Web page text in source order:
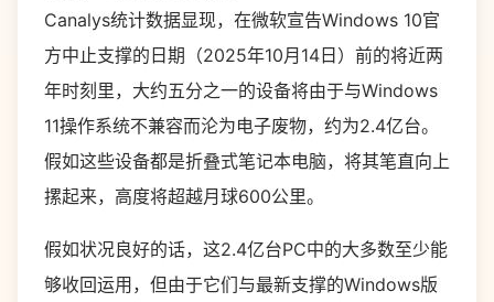
Canalys统计数据显现，在微软宣告Windows 10官
方中止支撑的日期（2025年10月14日）前的将近两
年时刻里，大约五分之一的设备将由于与Windows
11操作系统不兼容而沦为电子废物，约为2.4亿台。
假如这些设备都是折叠式笔记本电脑，将其笔直向上
摞起来，高度将超越月球600公里。
假如状况良好的话，这2.4亿台PC中的大多数至少能
够收回运用，但由于它们与最新支撑的Windows版